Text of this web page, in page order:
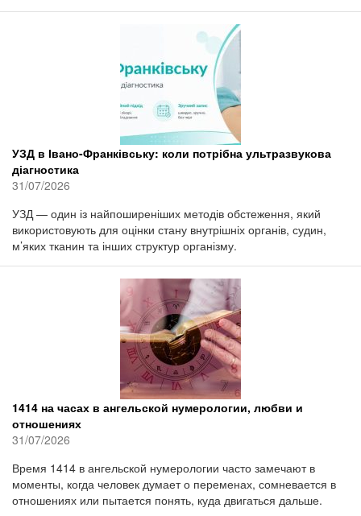
УЗД в Івано-Франківську: коли потрібна ультразвукова
діагностика
31/07/2026
УЗД — один із найпоширеніших методів обстеження, який
використовують для оцінки стану внутрішніх органів, судин,
м’яких тканин та інших структур організму.
1414 на часах в ангельской нумерологии, любви и
отношениях
31/07/2026
Время 1414 в ангельской нумерологии часто замечают в
моменты, когда человек думает о переменах, сомневается в
отношениях или пытается понять, куда двигаться дальше.